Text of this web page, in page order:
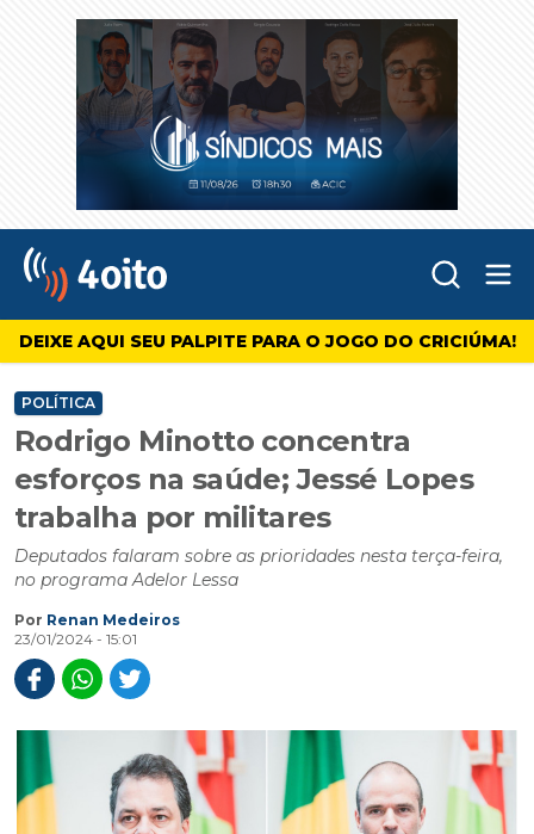
4oito
DEIXE AQUI SEU PALPITE PARA O JOGO DO CRICIÚMA!
POLÍTICA
Rodrigo Minotto concentra
esforços na saúde; Jessé Lopes
trabalha por militares
Deputados falaram sobre as prioridades nesta terça-feira,
no programa Adelor Lessa
Por Renan Medeiros
23/01/2024 - 15:01